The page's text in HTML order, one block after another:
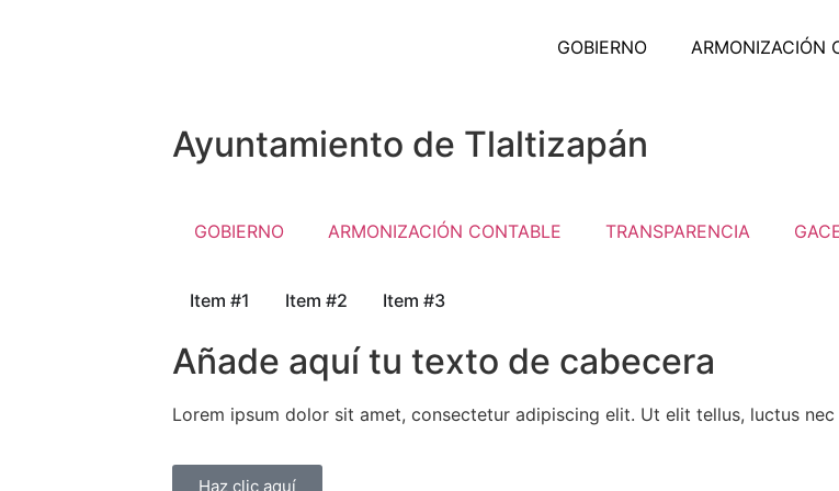
GOBIERNO ARMONIZACIÓN
Ayuntamiento de Tlaltizapán
GOBIERNO ARMONIZACIÓN CONTABLE TRANSPARENCIA
Item #1 Item #2 Item #3
Añade aquí tu texto de cabecera
Lorem ipsum dolor sit amet, consectetur adipiscing elit. Ut elit tellus, luctus
Haz clic aquí